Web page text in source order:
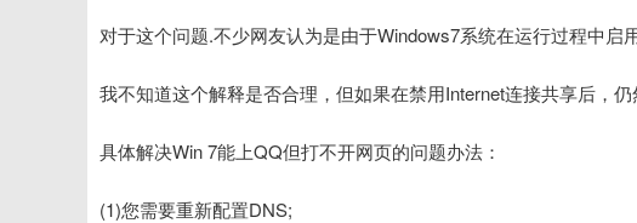
对于这个问题.不少网友认为是由于Windows7系统在运行过程中启用
我不知道这个解释是否合理，但如果在禁用Internet连接共享后，仍
具体解决Win 7能上QQ但打不开网页的问题办法：
(1)您需要重新配置DNS;